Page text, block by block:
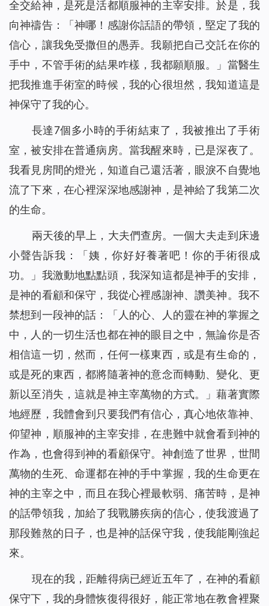
全交給神，是死是活都順服神的主宰安排。於是，我
向神禱告：「神哪！感謝你話語的帶領，堅定了我的
信心，讓我免受撒但的愚弄。我願把自己交託在你的
手中，不管手術的結果咋樣，我都願順服。」當醫生
把我推進手術室的時候，我的心很坦然，我知道這是
神保守了我的心。
長達7個多小時的手術結束了，我被推出了手術
室，被安排在普通病房。當我醒來時，已是深夜了。
我看見房間的燈光，知道自己還活著，眼淚不自覺地
流了下來，在心裡深深地感謝神，是神給了我第二次
的生命。
兩天後的早上，大夫們查房。一個大夫走到床邊
小聲告訴我：「姨，你好好養著吧！你的手術很成
功。」我激動地點點頭，我深知這都是神手的安排，
是神的看顧和保守，我從心裡感謝神、讚美神。我不
禁想到一段神的話：「 人的心、人的靈在神的掌握之
中，人的一切生活也都在神的眼目之中，無論你是否
相信這一切，然而，任何一樣東西，或是有生命的，
或是死的東西，都將隨著神的意念而轉動、變化、更
新以至消失，這就是神主宰萬物的方式。
」藉著實際
地經歷，我體會到只要我們有信心，真心地依靠神、
仰望神，順服神的主宰安排，在患難中就會看到神的
作為，也會得到神的看顧保守。神創造了世界，世間
萬物的生死、命運都在神的手中掌握，我的生命更在
神的主宰之中，而且在我心裡最軟弱、痛苦時，是神
的話帶領我，加給了我戰勝疾病的信心，使我渡過了
那段難熬的日子，也是神的話保守我，使我能剛強起
來。
現在的我，距離得病已經近五年了，在神的看顧
保守下，我的身體恢復得很好，能正常地在教會裡聚